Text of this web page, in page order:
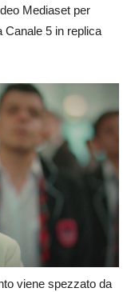
Mediaset per
Canale 5 in replica
viene spezzato da